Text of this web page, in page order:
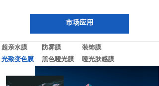
市场应用
超亲水膜 防雾膜
装饰膜
光致变色膜
黑色哑光膜 哑光肤感膜